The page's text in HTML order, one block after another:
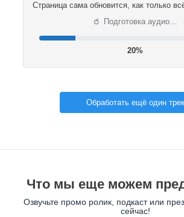
Страница сама обновится, как только
⟳ Подготовка аудио…
21%
Обработать ещё один трек
Что мы еще можем
Озвучьте промо ролик, подкаст или
сейчас!